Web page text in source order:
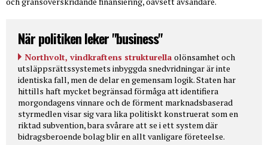
När politiken leker "business"
Northvolt, vindkraftens strukturella olönsamhet och
utsläppsrättssystemets inbyggda snedvridningar är inte
identiska fall, men de delar en gemensam logik. Staten har
hittills haft mycket begränsad förmåga att identifiera
morgondagens vinnare och de förment marknadsbaserad
styrmedlen visar sig vara lika politiskt konstruerat som en
riktad subvention, bara svårare att se i ett system där
bidragsberoende bolag blir en allt vanligare företeelse.